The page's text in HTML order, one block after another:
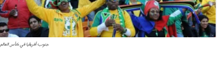
جنوب أفريقيا في كأس العالم